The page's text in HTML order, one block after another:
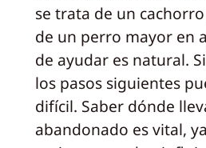
se trata de un
de un perro mayor en
de ayudar es natural.
los pasos siguientes
difícil. Saber dónde
abandonado es vital,